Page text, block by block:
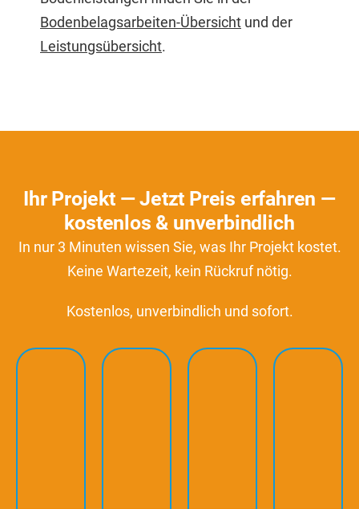
Bodenbelagsarbeiten-Übersicht und der
Leistungsübersicht.
Ihr Projekt — Jetzt Preis erfahren —
kostenlos & unverbindlich
In nur 3 Minuten wissen Sie, was Ihr Projekt kostet.
Keine Wartezeit, kein Rückruf nötig.
Kostenlos, unverbindlich und sofort.